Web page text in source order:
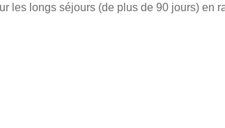
les longs séjours (de plus de 90 jours) en